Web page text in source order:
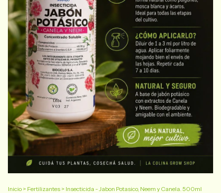
Inicio > Fertilizantes > Insecticida - Jabon Potasico, Neem y Canela. 500ml